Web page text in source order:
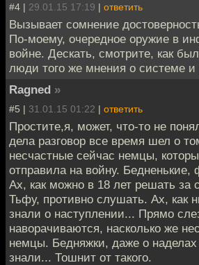
#4 | 29.01.15 17:19 | ответить
Вызывает сомнение
По-моему, очередное оружие в
войне. Дескать, смотрите, как
люди того же мнения о системе и
Ragned »
#5 | 31.01.15 01:22 | ответить
Простите,я, может, что-то не
дела разговор все время шел о
несчастные сейчас немцы,
отправила на войну. Бедненькие,
Ах, как можно в 18 лет решать за
Тьфу, противно слушать. Ах, как
знали о наступлении... Прямо
наворачиваются, насколько же
немцы. Бедняжки, даже о наделах
знали... Тошнит от такого.